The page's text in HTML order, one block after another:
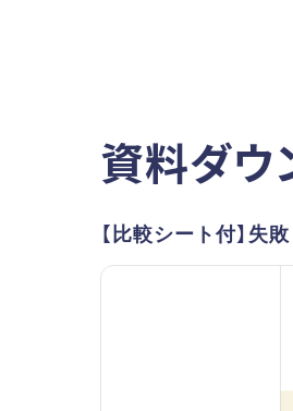
資料ダウ
【比較シート付】失